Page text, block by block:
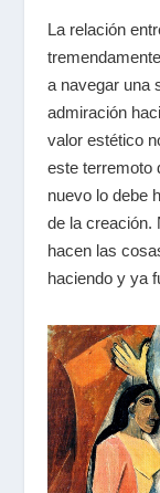
La relación
a navegar una
admiración
valor estético
este terremoto
nuevo lo debe
de la creación.
hacen las
haciendo y ya